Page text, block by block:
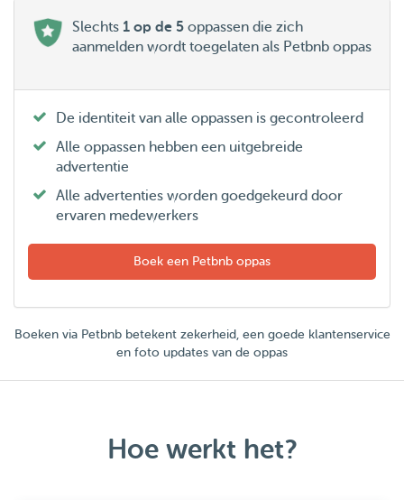
Slechts 1 op de 5oppassen die zich
aanmelden wordt toegelaten als Petbnb oppas
De identiteit van alle oppassen is gecontroleerd
Alle oppassen hebben een uitgebreide
advertentie
Alle advertenties worden goedgekeurd door
ervaren medewerkers
Boek een Petbnb oppas
Boeken via Petbnb betekent zekerheid, een goede klantenservice
en foto updates van de oppas
Hoe werkt het?